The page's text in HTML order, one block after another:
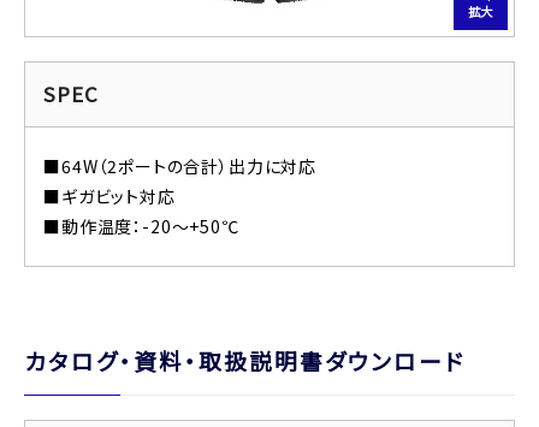
拡大
SPEC
■64W（2ポートの合計）出力に対応
■ギガビット対応
■動作温度：-20～+50℃
カタログ・資料・取扱説明書ダウンロード